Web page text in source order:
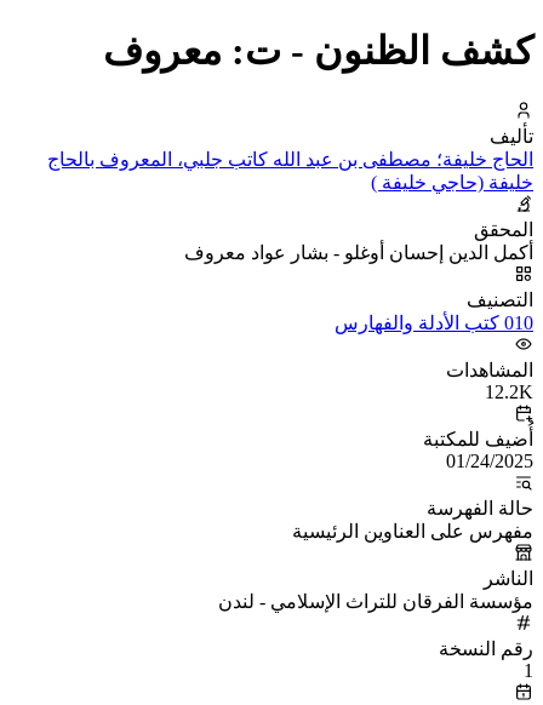
كشف الظنون - ت: معروف
تأليف
الحاج خليفة؛ مصطفى بن عبد الله كاتب جلبي، المعروف بالحاج
خليفة (حاجي خليفة )
المحقق
أكمل الدين إحسان أوغلو - بشار عواد معروف
التصنيف
010 كتب الأدلة والفهارس
المشاهدات
12.2K
أُضيف للمكتبة
01/24/2025
حالة الفهرسة
مفهرس على العناوين الرئيسية
الناشر
مؤسسة الفرقان للتراث الإسلامي - لندن
رقم النسخة
1